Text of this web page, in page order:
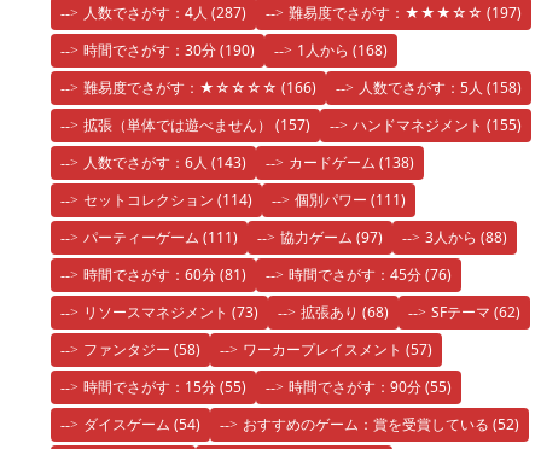
人数でさがす：4人 (287) 難易度でさがす：★★★☆☆ (197)
時間でさがす：30分(190) 1人から (168)
難易度でさがす：★☆☆☆☆ (166) 人数でさがす：5人 (158)
拡張（単体では遊べません） (157) ハンドマネジメント (155)
人数でさがす：6人 (143) カードゲーム (138)
セットコレクション (114) 個別パワー (111)
パーティーゲーム (111) 協力ゲーム (97) 3人から (88)
時間でさがす：60分(81) 時間でさがす：45分(76)
リソースマネジメント (73) 拡張あり (68) SFテーマ (62)
ファンタジー (58) ワーカープレイスメント (57)
時間でさがす：15分(55) 時間でさがす：90分(55)
ダイスゲーム (54) おすすめのゲーム：賞を受賞している (52)